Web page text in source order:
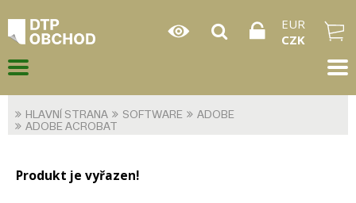
EUR
CZK
HLAVNÍ STRANA SOFTWARE
ADOBE
ADOBE ACROBAT
Produkt je vyřazen!